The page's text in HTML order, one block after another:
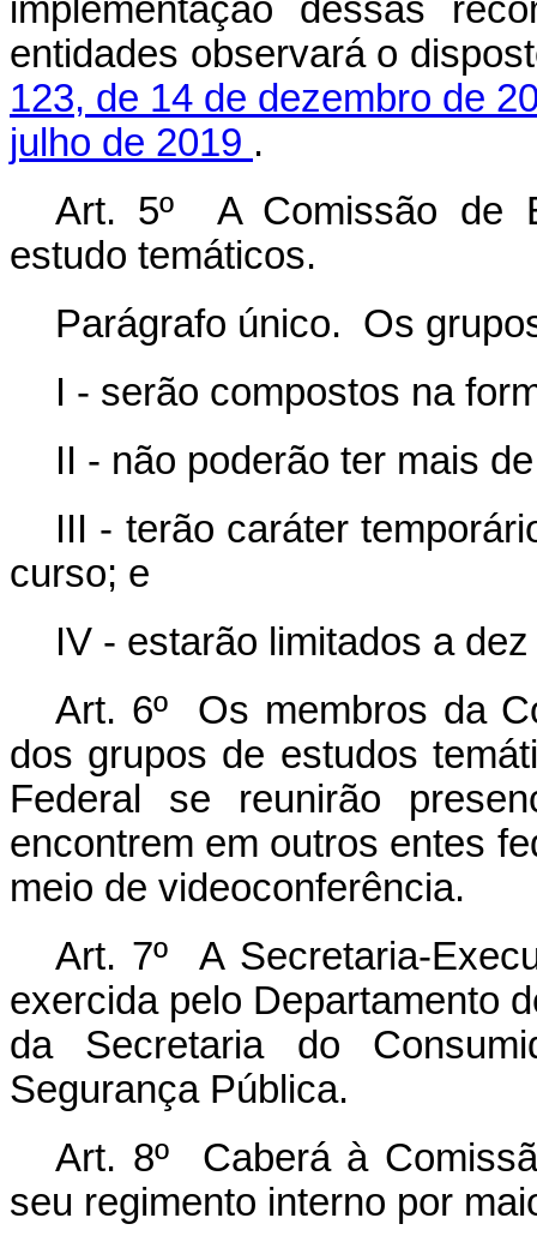
implementação dessas
entidades observará o
123, de 14 de dezembro de
julho de 2019 .
Art. 5º A Comissão de
estudo temáticos.
Parágrafo único. Os
I - serão compostos na
II - não poderão ter mais
III - terão caráter
curso; e
IV - estarão limitados a
Art. 6º Os membros da
dos grupos de estudos
Federal se reunirão
encontrem em outros entes
meio de videoconferência.
Art. 7º A Secretaria-
exercida pelo Departamento
da Secretaria do
Segurança Pública.
Art. 8º Caberá à
seu regimento interno por